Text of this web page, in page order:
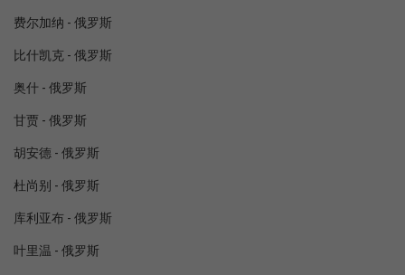
费尔加纳 - 俄罗斯
比什凯克 - 俄罗斯
奥什 - 俄罗斯
甘贾 - 俄罗斯
胡安德 - 俄罗斯
杜尚别 - 俄罗斯
库利亚布 - 俄罗斯
叶里温 - 俄罗斯